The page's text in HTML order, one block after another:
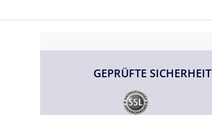
GEPRÜFTE SICHERHEIT